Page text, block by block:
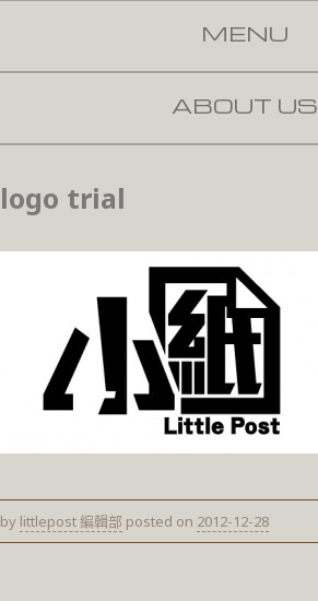
MENU
SKIP TO CONTENT
ABOUT US
logo trial
by littlepost 編輯部 posted on 2012-12-28